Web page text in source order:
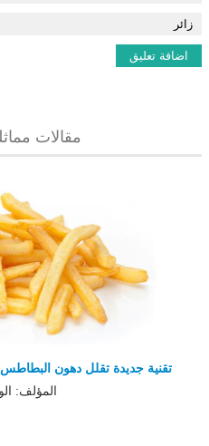
مقالات
تقنية جديدة تقلل دهون البطاطس
المؤلف: